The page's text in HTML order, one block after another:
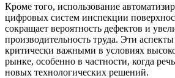
Кроме того, использование
цифровых систем инспекции
сокращает вероятность дефектов и
производительность труда. Эти аспекты
критически важными в условиях
рынке, особенно в частности, когда
новых технологических решений.